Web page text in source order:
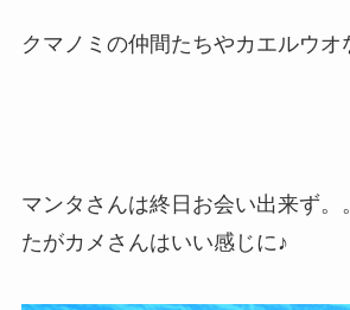
クマノミの仲間たちやカエルウオ
マンタさんは終日お会い出来ず。
たがカメさんはいい感じに♪